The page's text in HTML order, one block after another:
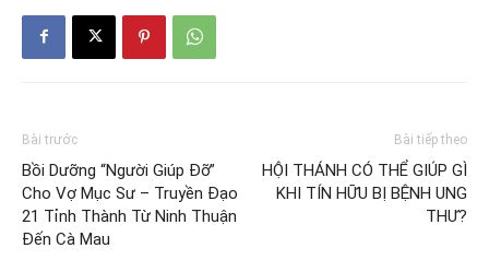
Bài trước
Bồi Dưỡng “Người Giúp Đỡ”
Cho Vợ Mục Sư – Truyền Đạo
21 Tỉnh Thành Từ Ninh Thuận
Đến Cà Mau
Bài tiếp theo
HỘI THÁNH CÓ THỂ GIÚP GÌ
KHI TÍN HỮU BỊ BỆNH UNG
THƯ?